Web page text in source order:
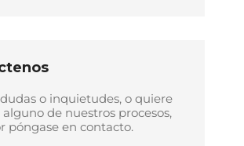
o inquietudes, o quiere
de nuestros procesos,
póngase en contacto.